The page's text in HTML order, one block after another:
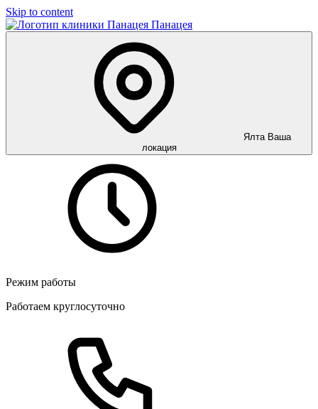
Skip to content
Панацея
Ялта Ваша
локация
Режим работы
Работаем круглосуточно